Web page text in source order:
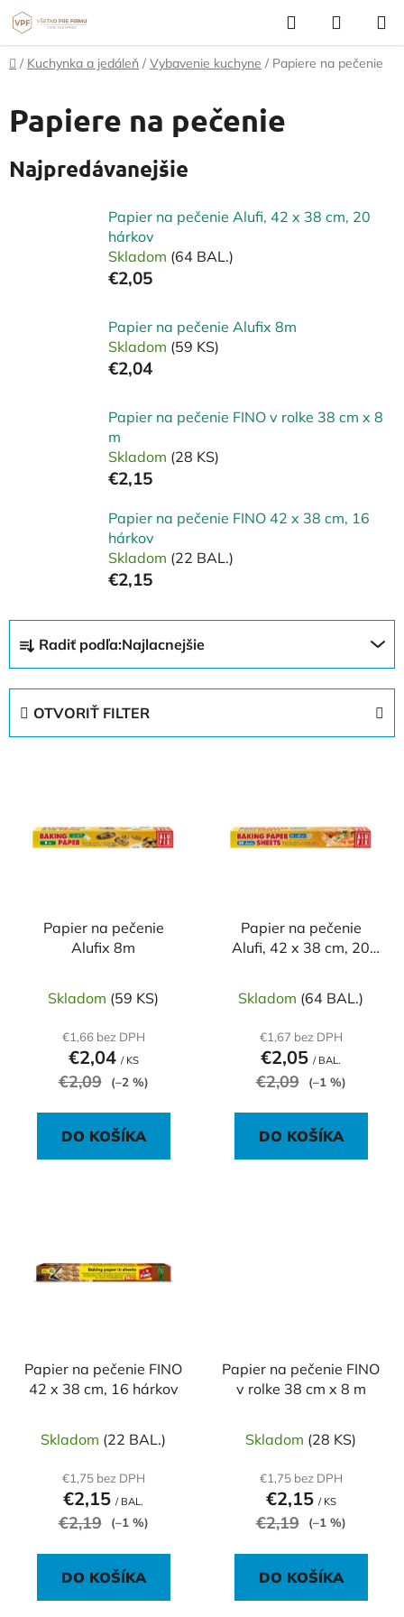
Prejsť
na
obsah
Hľadať
KOŠÍK
Domov
/ Kuchynka a jedáleň / Vybavenie kuchyne / Papiere na pečenie
Papiere na pečenie
Najpredávanejšie
Papier na pečenie Alufi, 42 x 38 cm, 20
hárkov
Skladom (64 BAL.)
€2,05
Papier na pečenie Alufix 8m
Skladom (59 KS)
€2,04
Papier na pečenie FINO v rolke 38 cm x 8
m
Skladom (28 KS)
€2,15
Papier na pečenie FINO 42 x 38 cm, 16
hárkov
Skladom (22 BAL.)
€2,15
d
Radiť podľa:Najlacnejšie
OTVORIŤ FILTER
Papier na pečenie
Alufix 8m
Skladom (59 KS)
€1,66 bez DPH
€2,04 / KS
€2,09 (–2 %)
DO KOŠÍKA
Papier na pečenie
Alufi, 42 x 38 cm, 20
Skladom (64 BAL.)
€1,67 bez DPH
€2,05 / BAL.
€2,09 (–1 %)
DO KOŠÍKA
Papier na pečenie FINO
42 x 38 cm, 16 hárkov
Skladom (22 BAL.)
€1,75 bez DPH
€2,15 / BAL.
€2,19 (–1 %)
DO KOŠÍKA
Papier na pečenie FINO
v rolke 38 cm x 8 m
Skladom (28 KS)
€1,75 bez DPH
€2,15 / KS
€2,19 (–1 %)
DO KOŠÍKA